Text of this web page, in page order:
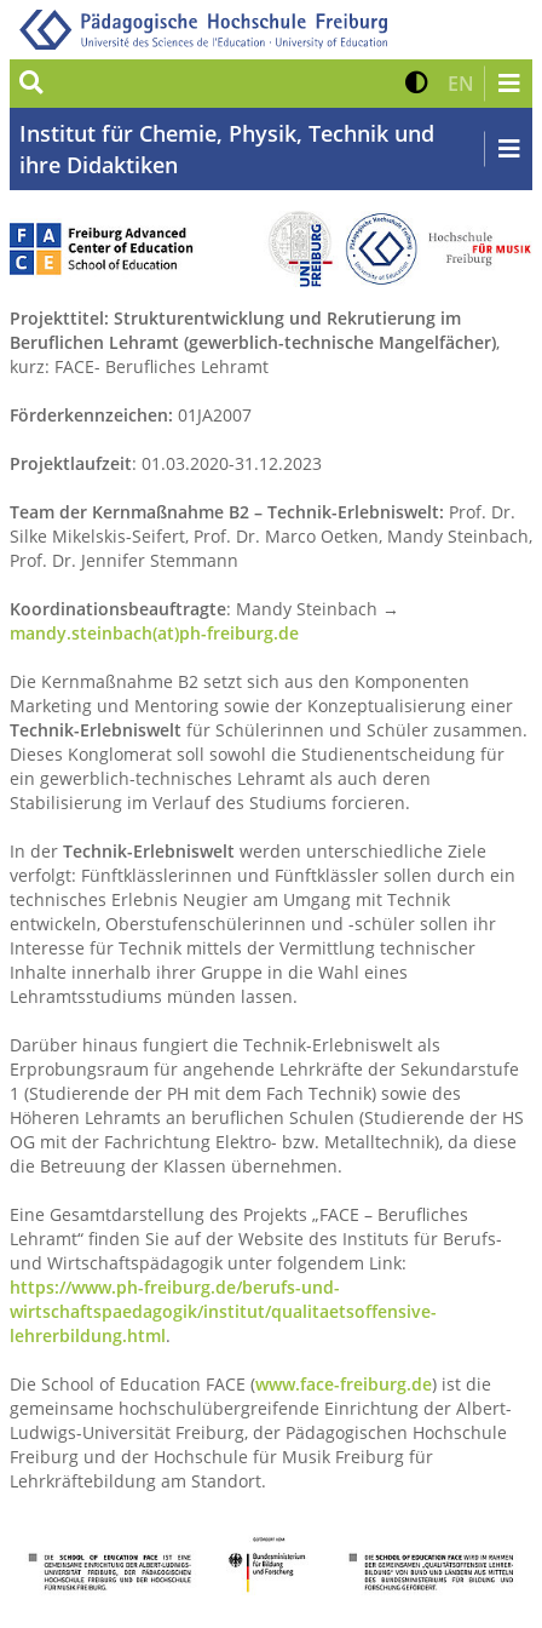
Suche Kontrast
EN Zur
Institut für Chemie, Physik, Technik und
ihre Didaktiken
Projekttitel: Strukturentwicklung und Rekrutierung im
Beruflichen Lehramt (gewerblich-technische Mangelfächer),
kurz: FACE- Berufliches Lehramt
Förderkennzeichen: 01JA2007
Projektlaufzeit: 01.03.2020-31.12.2023
Team der Kernmaßnahme B2 – Technik-Erlebniswelt: Prof. Dr.
Silke Mikelskis-Seifert, Prof. Dr. Marco Oetken, Mandy Steinbach,
Prof. Dr. Jennifer Stemmann
Koordinationsbeauftragte: Mandy Steinbach →
mandy.steinbach(at)ph-freiburg.de
Die Kernmaßnahme B2 setzt sich aus den Komponenten
Marketing und Mentoring sowie der Konzeptualisierung einer
Technik-Erlebniswelt für Schülerinnen und Schüler zusammen.
Dieses Konglomerat soll sowohl die Studienentscheidung für
ein gewerblich-technisches Lehramt als auch deren
Stabilisierung im Verlauf des Studiums forcieren.
In der Technik-Erlebniswelt werden unterschiedliche Ziele
verfolgt: Fünftklässlerinnen und Fünftklässler sollen durch ein
technisches Erlebnis Neugier am Umgang mit Technik
entwickeln, Oberstufenschülerinnen und -schüler sollen ihr
Interesse für Technik mittels der Vermittlung technischer
Inhalte innerhalb ihrer Gruppe in die Wahl eines
Lehramtsstudiums münden lassen.
Darüber hinaus fungiert die Technik-Erlebniswelt als
Erprobungsraum für angehende Lehrkräfte der Sekundarstufe
1 (Studierende der PH mit dem Fach Technik) sowie des
Höheren Lehramts an beruflichen Schulen (Studierende der HS
OG mit der Fachrichtung Elektro- bzw. Metalltechnik), da diese
die Betreuung der Klassen übernehmen.
Eine Gesamtdarstellung des Projekts „FACE – Berufliches
Lehramt“ finden Sie auf der Website des Instituts für Berufs-
und Wirtschaftspädagogik unter folgendem Link:
https://www.ph-freiburg.de/berufs-und-
wirtschaftspaedagogik/institut/qualitaetsoffensive-
lehrerbildung.html.
Die School of Education FACE (www.face-freiburg.de) ist die
gemeinsame hochschulübergreifende Einrichtung der Albert-
Ludwigs-Universität Freiburg, der Pädagogischen Hochschule
Freiburg und der Hochschule für Musik Freiburg für
Lehrkräftebildung am Standort.